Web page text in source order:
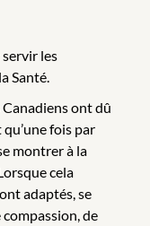
servir les
Santé.
ont dû
fois par
montrer à la
cela
adaptés, se
de